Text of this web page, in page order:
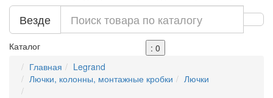
Везде
Каталог
: 0
Главная
Legrand
Лючки, колонны, монтажные кробки
Лючки